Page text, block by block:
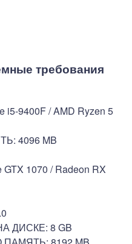
требования
9400F / AMD Ryzen 5
4096 MB
1070 / Radeon RX
ДИСКЕ: 8 GB